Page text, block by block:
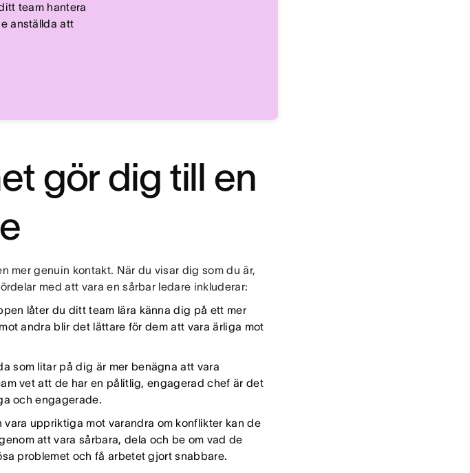
team hantera
anställda att
gör dig till en
mer genuin kontakt. När du visar dig som du är,
med att vara en sårbar ledare inkluderar:
låter du ditt team lära känna dig på ett mer
andra blir det lättare för dem att vara ärliga mot
som litar på dig är mer benägna att vara
vet att de har en pålitlig, engagerad chef är det
och engagerade.
vara uppriktiga mot varandra om konflikter kan de
att vara sårbara, dela och be om vad de
problemet och få arbetet gjort snabbare.